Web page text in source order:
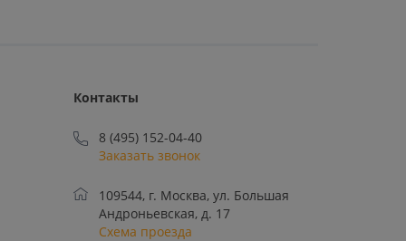
Контакты
8 (495) 152-04-40
Заказать звонок
109544, г. Москва, ул. Большая
Андроньевская, д. 17
Схема проезда